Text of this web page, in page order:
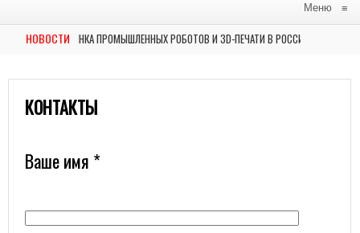
Меню ≡
НОВОСТИ
ОБЗОР РЫНКА ПРОМЫШЛЕННЫХ РОБОТОВ И 3D-ПЕЧАТИ В РОССИИ
КОНТАКТЫ
Ваше имя *